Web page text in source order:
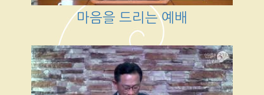
마음을 드리는 예배